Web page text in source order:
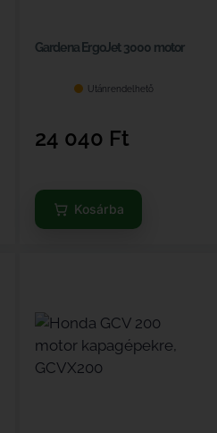
Gardena ErgoJet 3000 motor
Utánrendelhető
24 040 Ft
Kosárba